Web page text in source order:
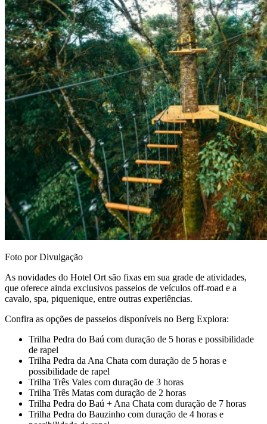
Foto por Divulgação
As novidades do Hotel Ort são fixas em sua grade de atividades,
que oferece ainda exclusivos passeios de veículos off-road e a
cavalo, spa, piquenique, entre outras experiências.
Confira as opções de passeios disponíveis no Berg Explora:
Trilha Pedra do Baú com duração de 5 horas e possibilidade
de rapel
Trilha Pedra da Ana Chata com duração de 5 horas e
possibilidade de rapel
Trilha Três Vales com duração de 3 horas
Trilha Três Matas com duração de 2 horas
Trilha Pedra do Baú + Ana Chata com duração de 7 horas
Trilha Pedra do Bauzinho com duração de 4 horas e